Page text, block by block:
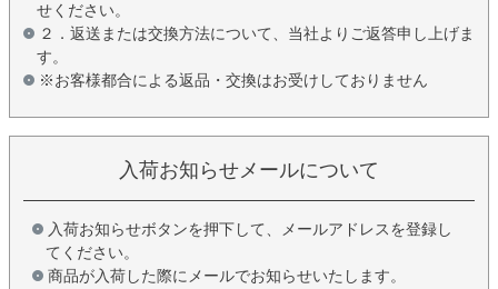
せください。
２．返送または交換方法について、当社よりご返答申し上げま
す。
※お客様都合による返品・交換はお受けしておりません
入荷お知らせメールについて
入荷お知らせボタンを押下して、メールアドレスを登録し
てください。
商品が入荷した際にメールでお知らせいたします。